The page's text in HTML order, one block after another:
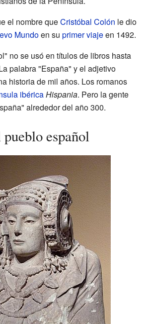
el nombre queCristóbal Colón le dio
Mundoen su primer viajeen 1492.
no se usó en títulos de libros hasta
palabra "España" y el adjetivo
historia de mil años. Los romanos
ibéricaHispania. Pero la gente
alrededor del año 300.
español